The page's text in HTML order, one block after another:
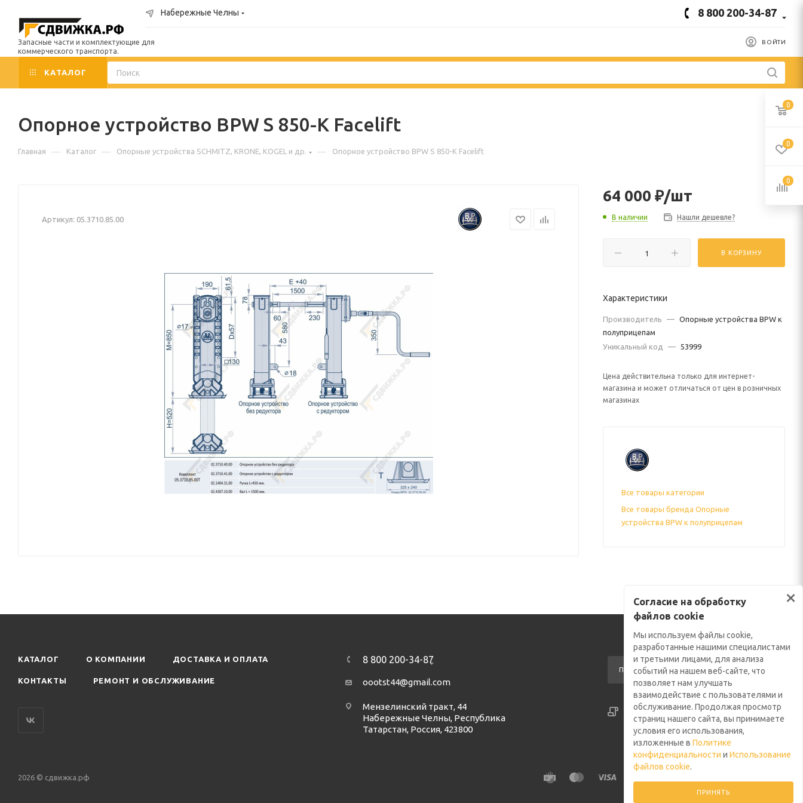
Запасные части и комплектующие для
коммерческого транспорта.
Набережные Челны 8 800 200-34-87
ВОЙТИ
КАТАЛОГ
Опорное устройство BPW S 850-K Facelift
Главная — Каталог — Опорные устройства SCHMITZ, KRONE, KOGEL и др. — Опорное устройство BPW S 850-K Facelift
Артикул: 05.3710.85.00
64 000 ₽/шт
В наличии Нашли дешевле?
В КОРЗИНУ
Характеристики
Производитель — Опорные устройства BPW к
полуприцепам
Уникальный код
— 53999
Цена действительна только для интернет-
магазина и может отличаться от цен в розничных
магазинах
Все товары категории
Все товары бренда Опорные
устройства BPW к полуприцепам
КАТАЛОГ О КОМПАНИИ ДОСТАВКА И ОПЛАТА
КОНТАКТЫ РЕМОНТ И ОБСЛУЖИВАНИЕ
8 800 200-34-87
oootst44@gmail.com
Мензелинский тракт, 44
Набережные Челны, Республика
Татарстан, Россия, 423800
ПОДПИСАТЬСЯ НА РАССЫЛКУ
СОГЛАСИЕ НА ОБРАБОТКУ ФАЙЛОВ COOKIE
2026 © сдвижка.рф
×
Согласие на обработку
файлов cookie
Мы используем файлы cookie,
разработанные нашими специалистами
и третьими лицами, для анализа
событий на нашем веб-сайте, что
позволяет нам улучшать
взаимодействие с пользователями и
обслуживание. Продолжая просмотр
страниц нашего сайта, вы принимаете
условия его использования,
изложенные в Политике
конфиденциальности и Использование
файлов cookie.
ПРИНЯТЬ
0
0
0